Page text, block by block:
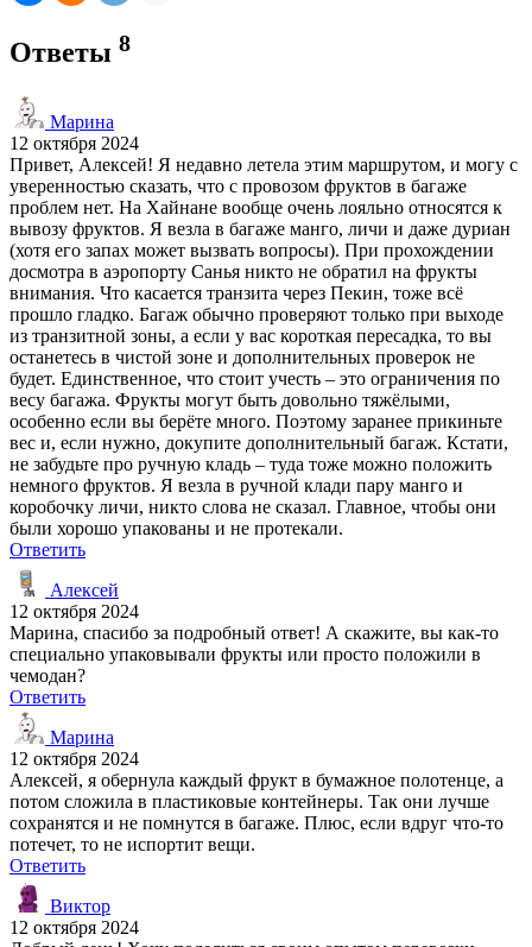
Ответы 8
Марина
12 октября 2024
Привет, Алексей! Я недавно летела этим маршрутом, и могу с
уверенностью сказать, что с провозом фруктов в багаже
проблем нет. На Хайнане вообще очень лояльно относятся к
вывозу фруктов. Я везла в багаже манго, личи и даже дуриан
(хотя его запах может вызвать вопросы). При прохождении
досмотра в аэропорту Санья никто не обратил на фрукты
внимания. Что касается транзита через Пекин, тоже всё
прошло гладко. Багаж обычно проверяют только при выходе
из транзитной зоны, а если у вас короткая пересадка, то вы
останетесь в чистой зоне и дополнительных проверок не
будет. Единственное, что стоит учесть – это ограничения по
весу багажа. Фрукты могут быть довольно тяжёлыми,
особенно если вы берёте много. Поэтому заранее прикиньте
вес и, если нужно, докупите дополнительный багаж. Кстати,
не забудьте про ручную кладь – туда тоже можно положить
немного фруктов. Я везла в ручной клади пару манго и
коробочку личи, никто слова не сказал. Главное, чтобы они
были хорошо упакованы и не протекали.
Ответить
Алексей
12 октября 2024
Марина, спасибо за подробный ответ! А скажите, вы как-то
специально упаковывали фрукты или просто положили в
чемодан?
Ответить
Марина
12 октября 2024
Алексей, я обернула каждый фрукт в бумажное полотенце, а
потом сложила в пластиковые контейнеры. Так они лучше
сохранятся и не помнутся в багаже. Плюс, если вдруг что-то
потечет, то не испортит вещи.
Ответить
Виктор
12 октября 2024